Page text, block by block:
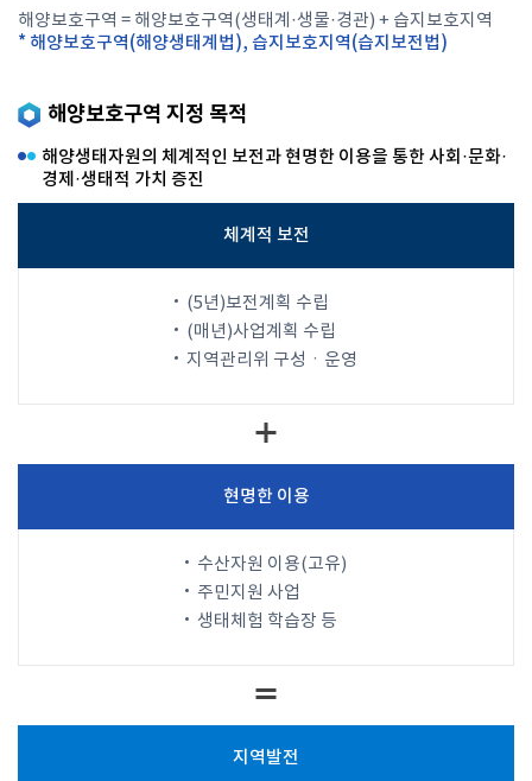
해양보호구역 = 해양보호구역(생태계·생물·경관) + 습지보호지역
* 해양보호구역(해양생태계법), 습지보호지역(습지보전법)
해양보호구역 지정 목적
해양생태자원의 체계적인 보전과 현명한 이용을 통한 사회·문화·
경제·생태적 가치 증진
체계적 보전
(5년)보전계획 수립
(매년)사업계획 수립
지역관리위 구성ㆍ운영
현명한 이용
수산자원 이용(고유)
주민지원 사업
생태체험 학습장 등
지역발전